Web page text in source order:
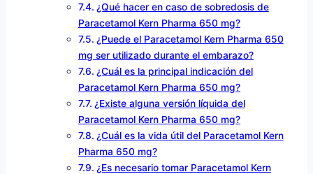
¿Qué hacer en caso de sobredosis de
Paracetamol Kern Pharma 650 mg?
¿Puede el Paracetamol Kern Pharma 650
mg ser utilizado durante el embarazo?
¿Cuál es la principal indicación del
Paracetamol Kern Pharma 650 mg?
¿Existe alguna versión líquida del
Paracetamol Kern Pharma 650 mg?
¿Cuál es la vida útil del Paracetamol Kern
Pharma 650 mg?
¿Es necesario tomar Paracetamol Kern